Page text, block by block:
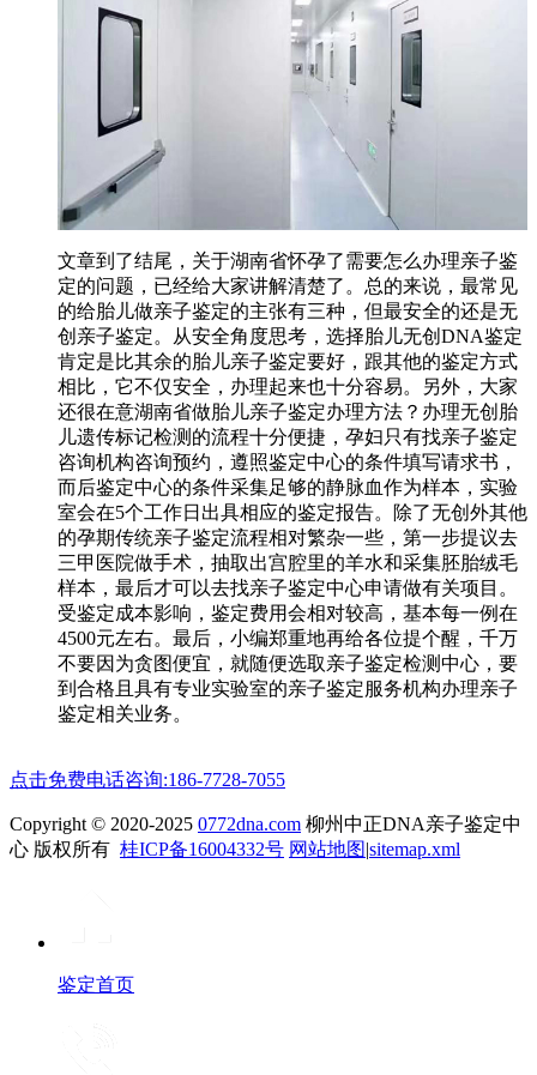
文章到了结尾，关于湖南省怀孕了需要怎么办理亲子鉴
定的问题，已经给大家讲解清楚了。总的来说，最常见
的给胎儿做亲子鉴定的主张有三种，但最安全的还是无
创亲子鉴定。从安全角度思考，选择胎儿无创DNA鉴定
肯定是比其余的胎儿亲子鉴定要好，跟其他的鉴定方式
相比，它不仅安全，办理起来也十分容易。另外，大家
还很在意湖南省做胎儿亲子鉴定办理方法？办理无创胎
儿遗传标记检测的流程十分便捷，孕妇只有找亲子鉴定
咨询机构咨询预约，遵照鉴定中心的条件填写请求书，
而后鉴定中心的条件采集足够的静脉血作为样本，实验
室会在5个工作日出具相应的鉴定报告。除了无创外其他
的孕期传统亲子鉴定流程相对繁杂一些，第一步提议去
三甲医院做手术，抽取出宫腔里的羊水和采集胚胎绒毛
样本，最后才可以去找亲子鉴定中心申请做有关项目。
受鉴定成本影响，鉴定费用会相对较高，基本每一例在
4500元左右。最后，小编郑重地再给各位提个醒，千万
不要因为贪图便宜，就随便选取亲子鉴定检测中心，要
到合格且具有专业实验室的亲子鉴定服务机构办理亲子
鉴定相关业务。
点击免费电话咨询:186-7728-7055
Copyright © 2020-2025 0772dna.com 柳州中正DNA亲子鉴定中
心 版权所有 桂ICP备16004332号 网站地图|sitemap.xml
鉴定首页